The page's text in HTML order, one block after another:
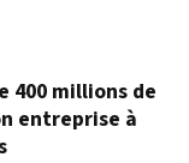
400 millions de
entreprise à